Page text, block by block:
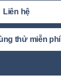
Liên hệ
thử miễn phí